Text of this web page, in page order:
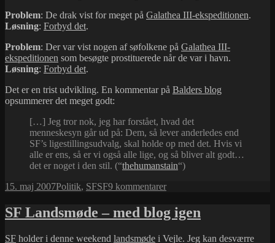
Problem: De drak vist for meget på Galathea III-ekspeditionen.
Løsning: Forbyd det.
Problem: Der var vist nogen af søfolkene på Galathea III-
ekspeditionen som besøgte prostituerede når de var i havn.
Løsning: Forbyd det.
Det er en trist udvikling. En kommentar på Balders blog
opsummerer det meget godt:
[…] Jeg tror nok, jeg har forstået, hvad det
menneskesyn går ud på: Dem, så lever anderledes end
SF’s ligestillingsudvalg, skal holde op med det. Hvis vi
alle er ens, så er vi også alle lige, og så bliver alt godt…
det er noget i den stil. (“thehumanstain“)
Udgivet
15. maj 2007Kategorier
Politik, SFTags
SF9 kommentarertil
os
forbyde
SF Landsmøde – med blog igen
SF holder i denne weekend landsmøde i Vejle. Jeg kan desværre